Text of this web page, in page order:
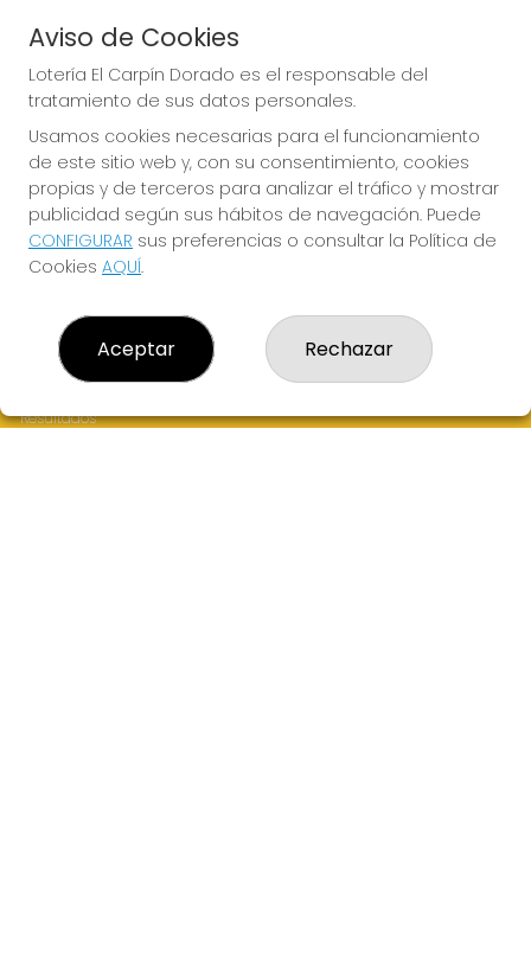
Sorteo del día 16-08-2026
13.200.000€
JUGAR EL GORDO
LOTERÍA EL CARPÍN DORADO
¿Quiénes somos?
Resultados
Aviso de Cookies
Lotería El Carpín Dorado es el responsable del
tratamiento de sus datos personales.
Usamos cookies necesarias para el funcionamiento
de este sitio web y, con su consentimiento, cookies
propias y de terceros para analizar el tráfico y mostrar
publicidad según sus hábitos de navegación. Puede
CONFIGURAR sus preferencias o consultar la Política de
Cookies AQUÍ.
Aceptar Rechazar